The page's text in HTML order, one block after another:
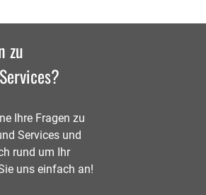
zu
Ihre Fragen zu
Services und
rund um Ihr
uns einfach an!